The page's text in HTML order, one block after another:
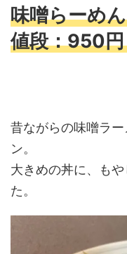
味噌らーめ
値段：950
昔ながらの味噌ラ
ン。
大きめの丼に、も
た。